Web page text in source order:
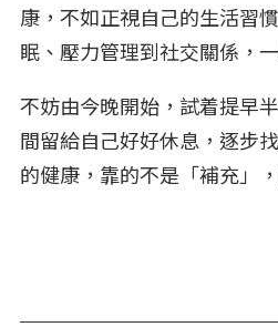
康，不如正視自己的生活習
眠、壓力管理到社交關係，
不妨由今晚開始，試着提早
間留給自己好好休息，逐步
的健康，靠的不是「補充」